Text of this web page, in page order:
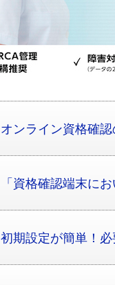
オンライン資格確
「資格確認端末に
初期設定が簡単！